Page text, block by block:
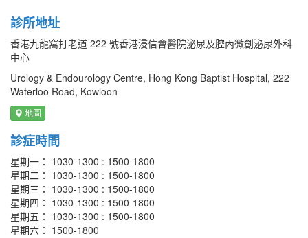
診所地址
香港九龍窩打老道 222 號香港浸信會醫院泌尿及腔內微創泌尿外科
中心
Urology & Endourology Centre, Hong Kong Baptist Hospital, 222
Waterloo Road, Kowloon
地圖
診症時間
星期一： 1030-1300 : 1500-1800
星期二： 1030-1300 : 1500-1800
星期三： 1030-1300 : 1500-1800
星期四： 1030-1300 : 1500-1800
星期五： 1030-1300 : 1500-1800
星期六： 1500-1800